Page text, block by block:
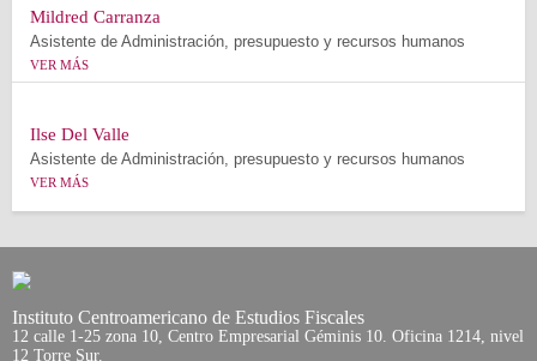
Mildred Carranza
Asistente de Administración, presupuesto y recursos humanos
VER MÁS
Ilse Del Valle
Asistente de Administración, presupuesto y recursos humanos
VER MÁS
Instituto Centroamericano de Estudios Fiscales
12 calle 1-25 zona 10, Centro Empresarial Géminis 10. Oficina 1214, nivel
12 Torre Sur.